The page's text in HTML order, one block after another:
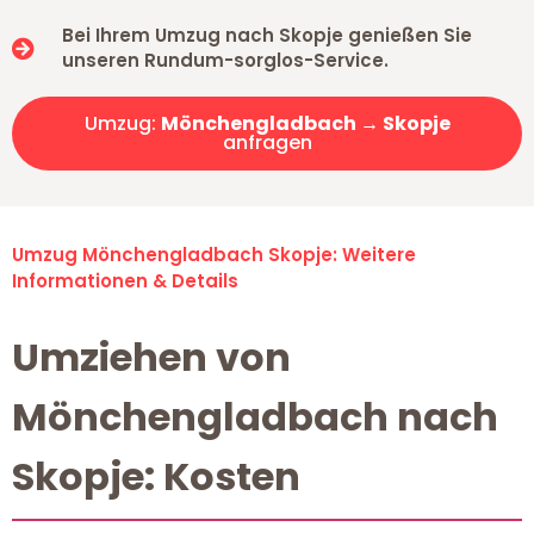
Bei Ihrem Umzug nach Skopje genießen Sie
unseren Rundum-sorglos-Service.
Umzug: Mönchengladbach → Skopje
anfragen
Umzug Mönchengladbach Skopje: Weitere
Informationen & Details
Umziehen von
Mönchengladbach nach
Skopje: Kosten